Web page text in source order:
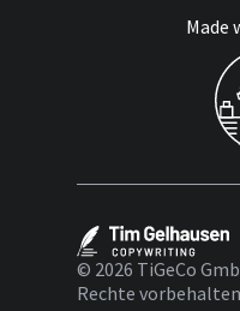
Made
© 2026 TiGeCo
Rechte